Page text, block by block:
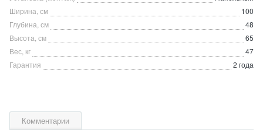
Ширина, см
100
Глубина, см
48
Высота, см
65
Вес, кг
47
Гарантия
2 года
Комментарии